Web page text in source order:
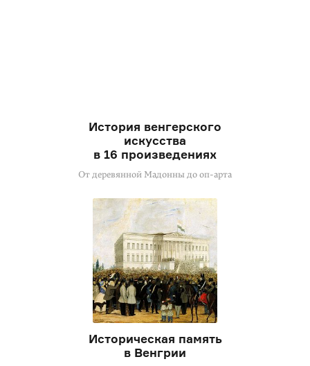
История венгерского
искусства
в 16 произведениях
От деревянной Мадонны дооп-арта
Историческая память
в Венгрии